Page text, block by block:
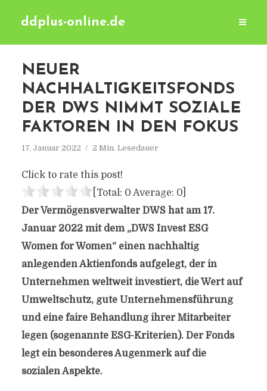
ddplus-online.de
NEUER
NACHHALTIGKEITSFONDS
DER DWS NIMMT SOZIALE
FAKTOREN IN DEN FOKUS
17. Januar 2022 2 Min. Lesedauer
Click to rate this post!
[Total: 0 Average: 0]
Der Vermögensverwalter DWS hat am 17.
Januar 2022 mit dem „DWS Invest ESG
Women for Women“ einen nachhaltig
anlegenden Aktienfonds aufgelegt, der in
Unternehmen weltweit investiert, die Wert auf
Umweltschutz, gute Unternehmensführung
und eine faire Behandlung ihrer Mitarbeiter
legen (sogenannte ESG-Kriterien). Der Fonds
legt ein besonderes Augenmerk auf die
sozialen Aspekte.